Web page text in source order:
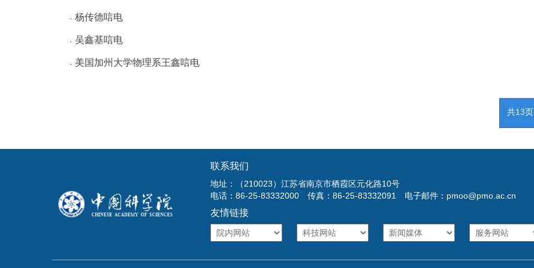
杨传德唁电
吴鑫基唁电
美国加州大学物理系王鑫唁电
共13页
联系我们
地址：（210023）江苏省南京市栖霞区元化路10号
电话：86-25-83332000 传真：86-25-83332091 电子邮件：pmoo@pmo.ac.cn
友情链接